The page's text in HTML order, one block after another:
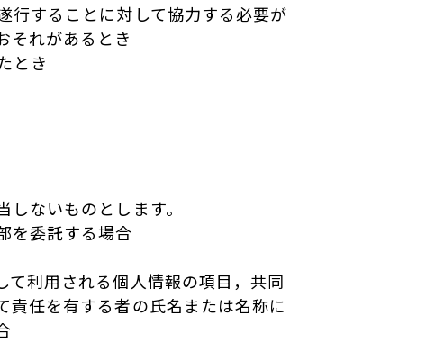
行することに対して協力する必要が
それがあるとき
とき
ないものとします。
を委託する場合
利用される個人情報の項目，共同
責任を有する者の氏名または名称に